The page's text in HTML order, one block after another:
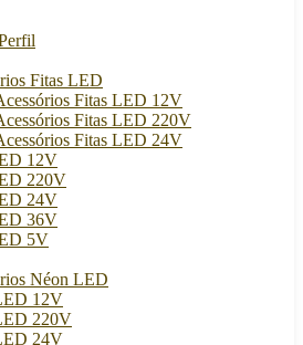
Fitas LED
Fitas LED 12V
Fitas LED 220V
Fitas LED 24V
12V
220V
24V
36V
5V
Néon LED
12V
220V
24V